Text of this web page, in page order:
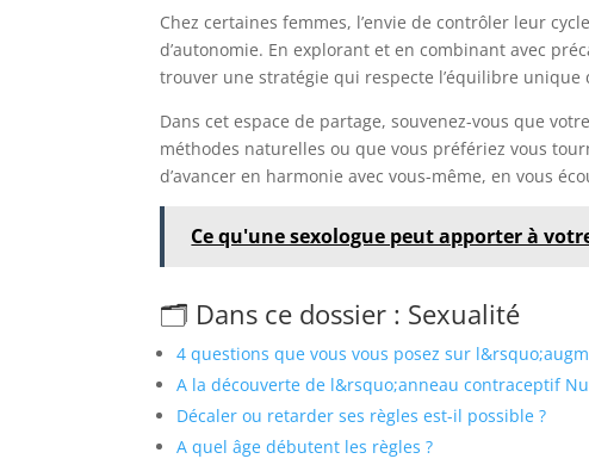
Chez certaines femmes, l’envie de contrôler leur
d’autonomie. En explorant et en combinant avec
trouver une stratégie qui respecte l’équilibre unique
Dans cet espace de partage, souvenez-vous que
méthodes naturelles ou que vous préfériez vous
d’avancer en harmonie avec vous-même, en vous
Ce qu'une sexologue peut apporter à
🗂️ Dans ce dossier : Sexualité
4 questions que vous vous posez sur
A la découverte de l&rsquo;anneau contraceptif
Décaler ou retarder ses règles est-il possible ?
A quel âge débutent les règles ?